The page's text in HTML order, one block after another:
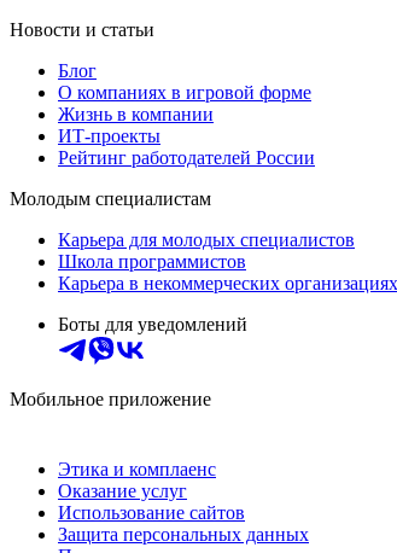
Новости и статьи
Блог
О компаниях в игровой форме
Жизнь в компании
ИТ-проекты
Рейтинг работодателей России
Молодым специалистам
Карьера для молодых специалистов
Школа программистов
Карьера в некоммерческих организациях
Боты для уведомлений
Мобильное приложение
Этика и комплаенс
Оказание услуг
Использование сайтов
Защита персональных данных